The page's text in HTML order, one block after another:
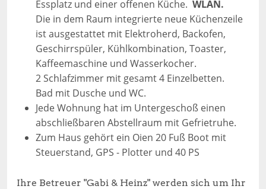
Essplatz und einer offenen Küche. WLAN.
Die in dem Raum integrierte neue Küchenzeile
ist ausgestattet mit Elektroherd, Backofen,
Geschirrspüler, Kühlkombination, Toaster,
Kaffeemaschine und Wasserkocher.
2 Schlafzimmer mit gesamt 4 Einzelbetten.
Bad mit Dusche und WC.
Jede Wohnung hat im Untergeschoß einen
abschließbaren Abstellraum mit Gefrietruhe.
Zum Haus gehört ein Oien 20 Fuß Boot mit
Steuerstand, GPS - Plotter und 40 PS
Ihre Betreuer "Gabi & Heinz" werden sich um Ihr